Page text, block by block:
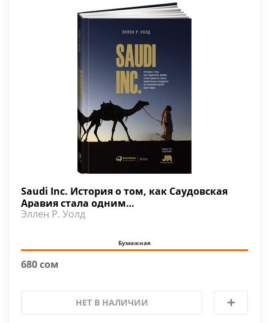
Saudi Inc. История о том, как Саудовская
Аравия стала одним…
Эллен Р. Уолд
Бумажная
680 сом
НЕТ В НАЛИЧИИ